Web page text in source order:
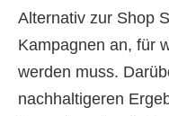
Alternativ zur Shop
Kampagnen an, für
werden muss.
nachhaltigeren